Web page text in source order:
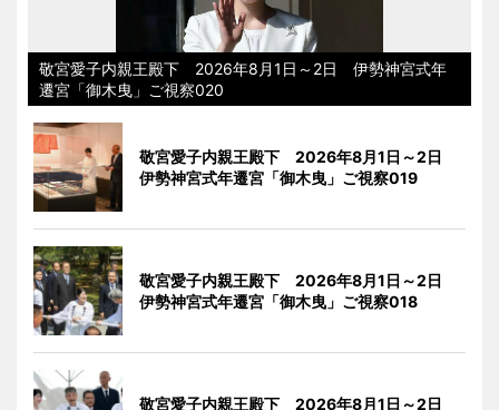
敬宮愛子内親王殿下 2026年8月1日～2日 伊勢神宮式年
遷宮「御木曳」ご視察020
敬宮愛子内親王殿下 2026年8月1日～2日
伊勢神宮式年遷宮「御木曳」ご視察019
敬宮愛子内親王殿下 2026年8月1日～2日
伊勢神宮式年遷宮「御木曳」ご視察018
敬宮愛子内親王殿下 2026年8月1日～2日